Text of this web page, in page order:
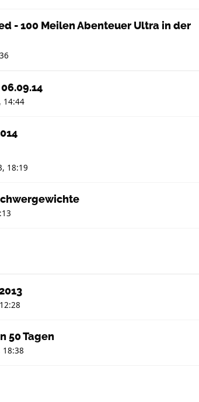
- 100 Meilen Abenteuer Ultra in der
14:44
18:19
50 Tagen
18:38